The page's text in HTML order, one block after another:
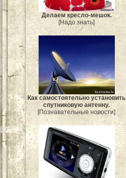
Делаем кресло-мешок.
[Надо знать]
Как самостоятельно установить
спутниковую антенну.
[Познавательные новости]